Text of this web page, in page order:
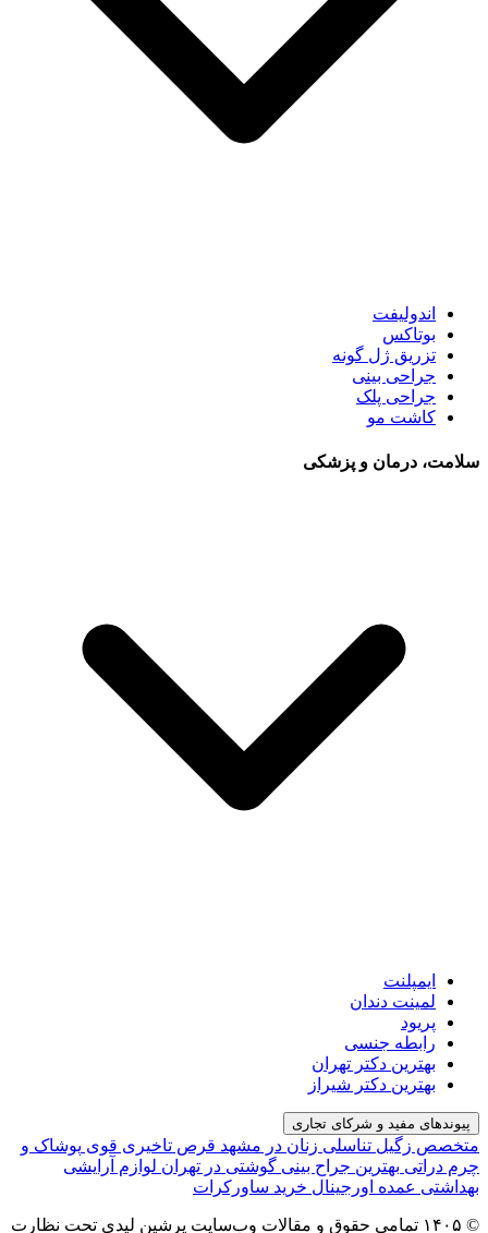
اندولیفت
بوتاکس
تزریق ژل گونه
جراحی بینی
جراحی پلک
کاشت مو
سلامت، درمان و پزشکی
ایمپلنت
لمینت دندان
پریود
رابطه جنسی
بهترین دکتر تهران
بهترین دکتر شیراز
پیوندهای مفید و شرکای تجاری
متخصص زگیل تناسلی زنان در مشهد قرص تاخیری قوی پوشاک و
چرم دراتی بهترین جراح بینی گوشتی در تهران لوازم آرایشی
بهداشتی عمده اورجینال خرید ساورکرات
© ۱۴۰۵ تمامی حقوق و مقالات وب‌سایت پرشین لیدی تحت نظارت